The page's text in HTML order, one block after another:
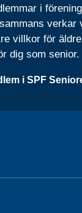
i
verkar
villkor för
dig som senior.
i SPF